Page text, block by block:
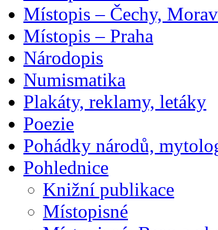
Místopis – Čechy,
Místopis – Praha
Národopis
Numismatika
Plakáty, reklamy, letáky
Poezie
Pohádky národů,
Pohlednice
Knižní publikace
Místopisné